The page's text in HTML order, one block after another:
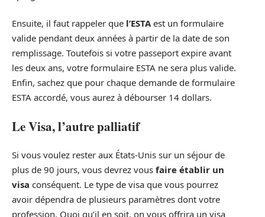
Ensuite, il faut rappeler que l’ESTAest un formulaire
valide pendant deux années à partir de la date de son
remplissage. Toutefois si votre passeport expire avant
les deux ans, votre formulaire ESTA ne sera plus valide.
Enfin, sachez que pour chaque demande de formulaire
ESTA accordé, vous aurez à débourser 14 dollars.
Le Visa, l’autre palliatif
Si vous voulez rester aux États-Unis sur un séjour de
plus de 90 jours, vous devrez vous faire établir un
visa conséquent. Le type de visa que vous pourrez
avoir dépendra de plusieurs paramètres dont votre
profession. Quoi qu’il en soit, on vous offrira un visa